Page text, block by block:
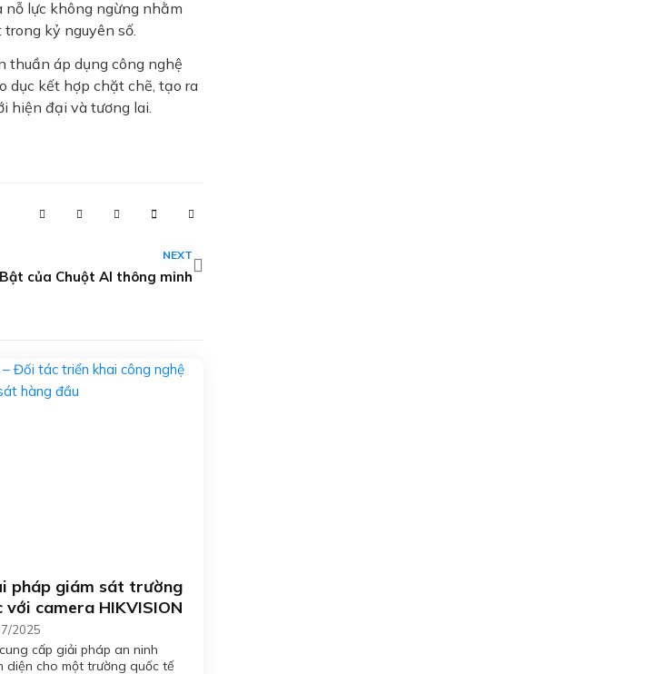
nỗ lực không ngừng nhằm
kỷ nguyên số.
thuần áp dụng công nghệ
dục kết hợp chặt chẽ, tạo ra
hiện đại và tương lai.
NEXT
của Chuột AI thông minh
Next
pháp giám sát trường
với camera HIKVISION
2025
cấp giải pháp an ninh
diện cho một trường quốc tế